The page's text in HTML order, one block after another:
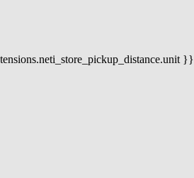
}}